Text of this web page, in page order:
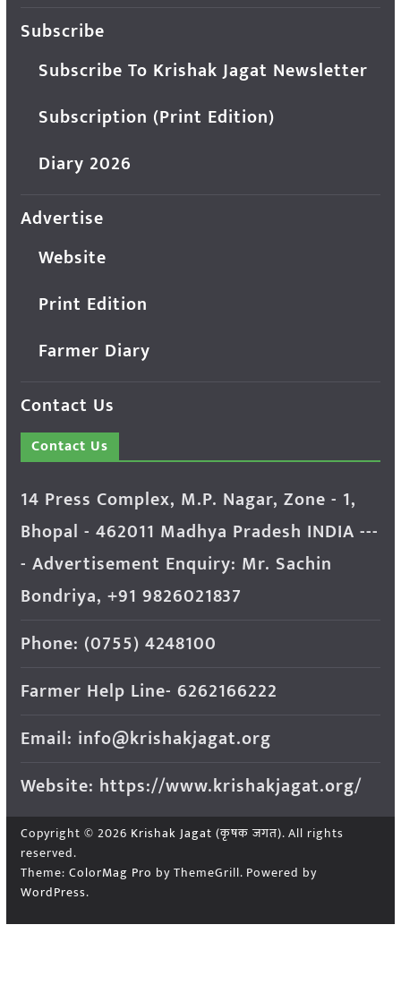
Subscribe
Subscribe To Krishak Jagat Newsletter
Subscription (Print Edition)
Diary 2026
Advertise
Website
Print Edition
Farmer Diary
Contact Us
Contact Us
14 Press Complex, M.P. Nagar, Zone - 1,
Bhopal - 462011 Madhya Pradesh INDIA ---
- Advertisement Enquiry: Mr. Sachin
Bondriya, +91 9826021837
Phone: (0755) 4248100
Farmer Help Line- 6262166222
Email: info@krishakjagat.org
Website: https://www.krishakjagat.org/
Copyright © 2026 Krishak Jagat (कृषक जगत). All rights
reserved.
Theme: ColorMag Pro by ThemeGrill. Powered by
WordPress.